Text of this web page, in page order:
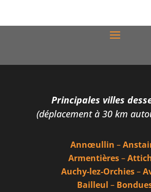
Principales villes
(déplacement à 30 km
Annœullin –
Armentières–
Auchy-lez-Orchies–
Bailleul –